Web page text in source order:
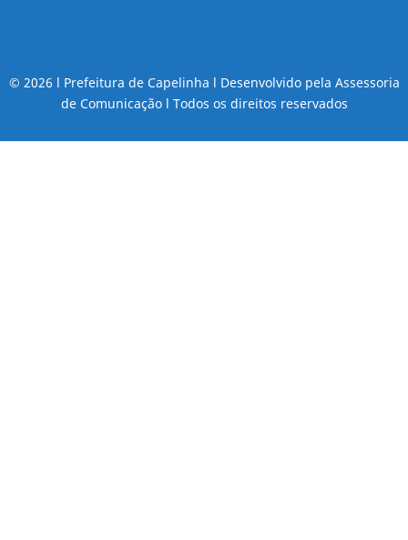
© 2026 l Prefeitura de Capelinha l Desenvolvido pela Assessoria
de Comunicação l Todos os direitos reservados